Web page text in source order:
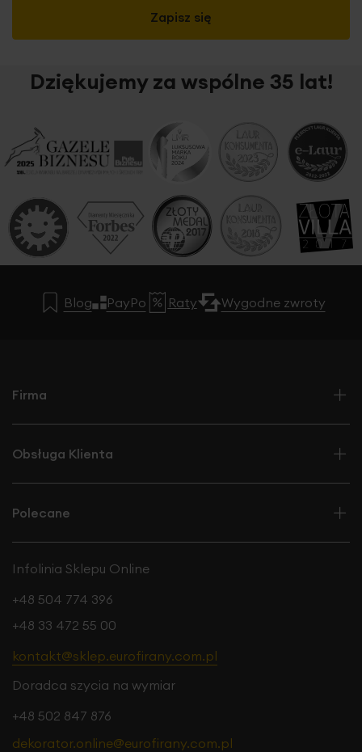
Zapisz się
Dziękujemy za wspólne 35 lat!
Blog PayPo Raty Wygodne zwroty
Firma
Obsługa Klienta
Polecane
Infolinia Sklepu Online
+48 504 774 396
+48 33 472 55 00
kontakt@sklep.eurofirany.com.pl
Doradca szycia na wymiar
+48 502 847 876
dekorator.online@eurofirany.com.pl